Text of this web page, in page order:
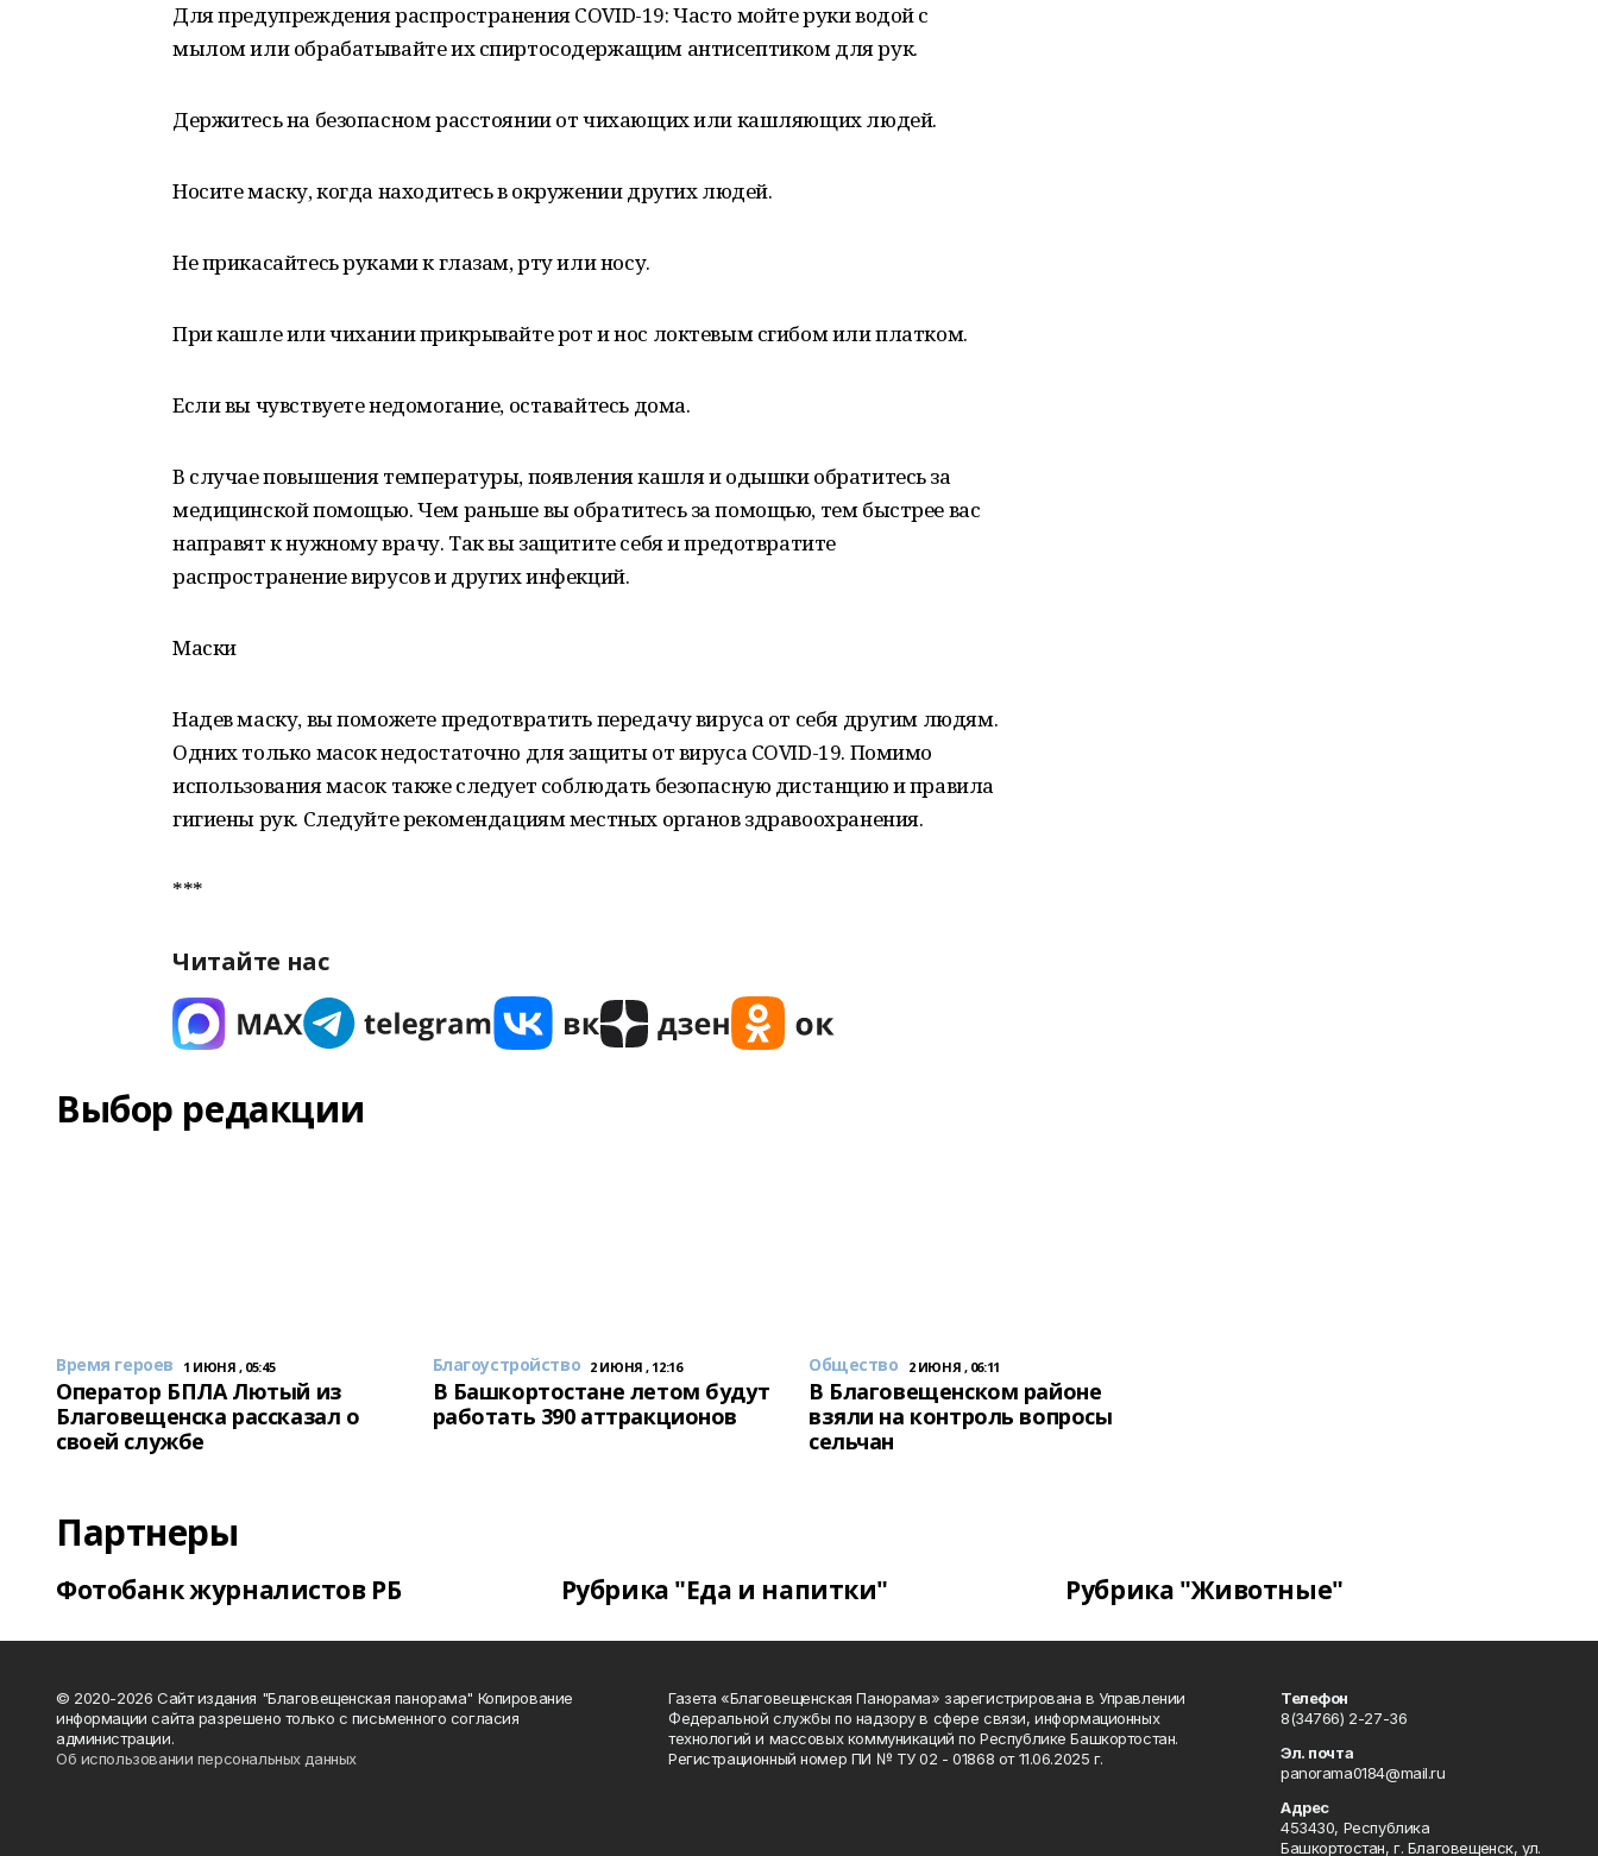
Для предупреждения распространения COVID-19: Часто мойте руки водой с
мылом или обрабатывайте их спиртосодержащим антисептиком для рук.
Держитесь на безопасном расстоянии от чихающих или кашляющих людей.
Носите маску, когда находитесь в окружении других людей.
Не прикасайтесь руками к глазам, рту или носу.
При кашле или чихании прикрывайте рот и нос локтевым сгибом или платком.
Если вы чувствуете недомогание, оставайтесь дома.
В случае повышения температуры, появления кашля и одышки обратитесь за
медицинской помощью. Чем раньше вы обратитесь за помощью, тем быстрее вас
направят к нужному врачу. Так вы защитите себя и предотвратите
распространение вирусов и других инфекций.
Маски
Надев маску, вы поможете предотвратить передачу вируса от себя другим людям.
Одних только масок недостаточно для защиты от вируса COVID-19. Помимо
использования масок также следует соблюдать безопасную дистанцию и правила
гигиены рук. Следуйте рекомендациям местных органов здравоохранения.
***
Читайте нас
Выбор редакции
Время героев 1 ИЮНЯ , 05:45
Оператор БПЛА Лютый из
Благовещенска рассказал о
своей службе
Благоустройство 2 ИЮНЯ , 12:16
В Башкортостане летом будут
работать 390 аттракционов
Общество 2 ИЮНЯ , 06:11
В Благовещенском районе
взяли на контроль вопросы
сельчан
Партнеры
Фотобанк журналистов РБ Рубрика "Еда и напитки" Рубрика "Животные"
© 2020-2026 Сайт издания "Благовещенская панорама" Копирование
информации сайта разрешено только с письменного согласия
администрации.
Об использовании персональных данных
Газета «Благовещенская Панорама» зарегистрирована в Управлении
Федеральной службы по надзору в сфере связи, информационных
технологий и массовых коммуникаций по Республике Башкортостан.
Регистрационный номер ПИ № ТУ 02 - 01868 от 11.06.2025 г.
Телефон
8(34766) 2-27-36
Эл. почта
panorama0184@mail.ru
Адрес
453430, Республика
Башкортостан, г. Благовещенск, ул.